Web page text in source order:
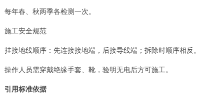
每年春、秋两季各检测一次。
施工安全规范
挂接地线顺序：先连接接地端，后接导线端；拆除时顺序相反。
操作人员需穿戴绝缘手套、靴，验明无电后方可施工。
引用标准依据